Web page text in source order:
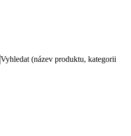
Vyhledat (název produktu, kategorii